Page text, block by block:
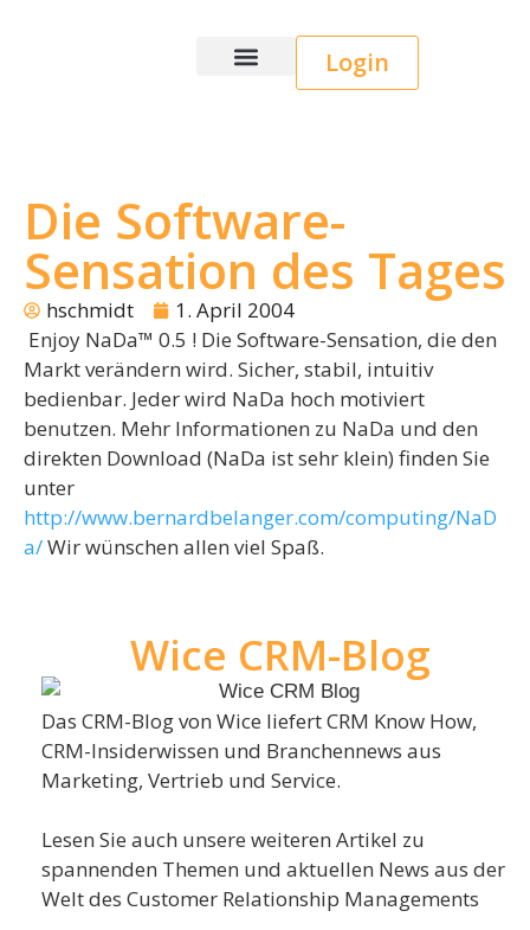
Login
Die Software-
Sensation des Tages
hschmidt
1. April 2004
Enjoy NaDa™ 0.5 ! Die Software-Sensation, die den
Markt verändern wird. Sicher, stabil, intuitiv
bedienbar. Jeder wird NaDa hoch motiviert
benutzen. Mehr Informationen zu NaDa und den
direkten Download (NaDa ist sehr klein) finden Sie
unter
http://www.bernardbelanger.com/computing/NaD
a/Wir wünschen allen viel Spaß.
Wice CRM-Blog
Das CRM-Blog von Wice liefert CRM Know How,
CRM-Insiderwissen und Branchennews aus
Marketing, Vertrieb und Service.
Lesen Sie auch unsere weiteren Artikel zu
spannenden Themen und aktuellen News aus der
Welt des Customer Relationship Managements